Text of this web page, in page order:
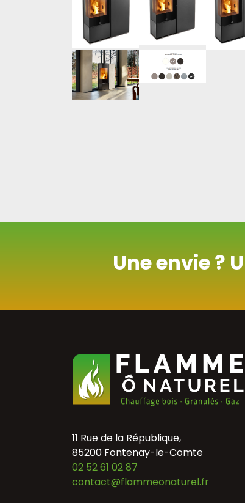
Une envie ?
11 Rue de la République,
85200 Fontenay-le-Comte
02 52 61 02 87
contact@flammeonaturel.fr